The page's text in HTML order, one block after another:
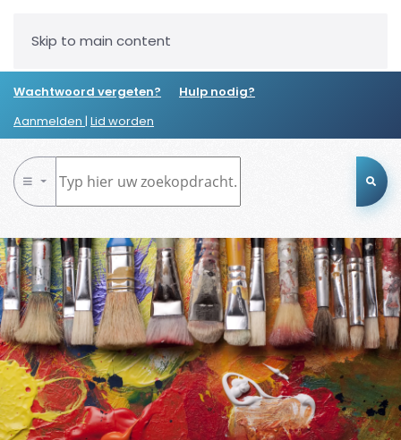
Skip to main content
Wachtwoord vergeten?
Hulp nodig?
Aanmelden | Lid worden